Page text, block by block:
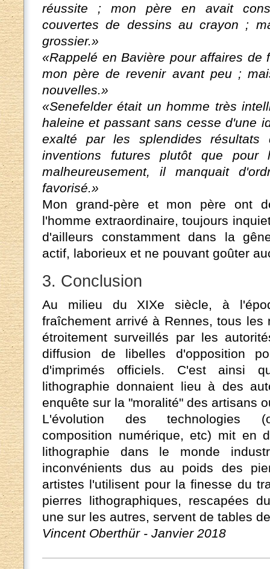
réussite ; mon père en avait
couvertes de dessins au crayon ;
grossier.»
«Rappelé en Bavière pour affaires de
mon père de revenir avant peu ;
nouvelles.»
«Senefelder était un homme très
haleine et passant sans cesse d'une
exalté par les splendides résultats
inventions futures plutôt que pour
malheureusement, il manquait
favorisé.»
Mon grand-père et mon père ont
l'homme extraordinaire, toujours
d'ailleurs constamment dans la
actif, laborieux et ne pouvant goûter
3. Conclusion
Au milieu du XIXe siècle, à
fraîchement arrivé à Rennes, tous les
étroitement surveillés par les
diffusion de libelles d'opposition
d'imprimés officiels. C'est ainsi
lithographie donnaient lieu à des
enquête sur la "moralité" des artisans
L'évolution des technologies
composition numérique, etc) mit en
lithographie dans le monde
inconvénients dus au poids des
artistes l'utilisent pour la finesse du
pierres lithographiques, rescapées
une sur les autres, servent de tables
Vincent Oberthür - Janvier 2018